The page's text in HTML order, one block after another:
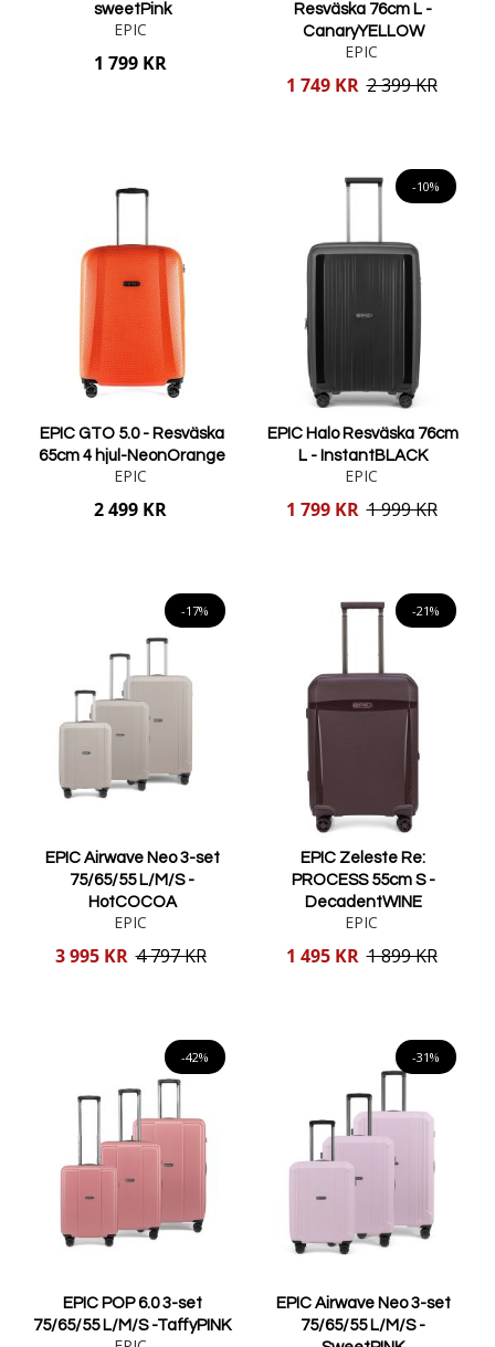
sweetPink
EPIC
1 799 KR
Resväska 76cm L -
CanaryYELLOW
EPIC
Reducerat
1 749 KR 2 399 KR
EPIC GTO 5.0 - Resväska
65cm 4 hjul-NeonOrange
EPIC
2 499 KR
-10%
EPIC Halo Resväska 76cm
L - InstantBLACK
EPIC
Reducerat
1 799 KR 1 999 KR
-17%
EPIC Airwave Neo 3-set
75/65/55 L/M/S -
HotCOCOA
EPIC
Reducerat
3 995 KR 4 797 KR
-21%
EPIC Zeleste Re:
PROCESS 55cm S -
DecadentWINE
EPIC
Reducerat
1 495 KR 1 899 KR
-42%
EPIC POP 6.0 3-set
75/65/55 L/M/S -TaffyPINK
-31%
EPIC Airwave Neo 3-set
75/65/55 L/M/S -